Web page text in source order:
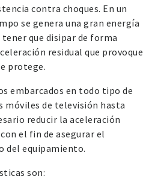
contra choques. En un
se genera una gran energía
que disipar de forma
residual que provoque
protege.
embarcados en todo tipo de
móviles de televisión hasta
reducir la aceleración
el fin de asegurar el
del equipamiento.
son: